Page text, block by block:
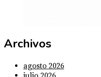
Archivos
agosto 2026